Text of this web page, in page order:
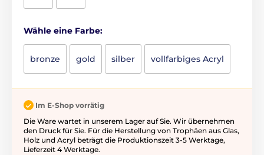
Wähle eine Farbe:
bronze gold silber vollfarbiges Acryl
Im E-Shop vorrätig
Die Ware wartet in unserem Lager auf Sie. Wir übernehmen
den Druck für Sie. Für die Herstellung von Trophäen aus Glas,
Holz und Acryl beträgt die Produktionszeit 3-5 ​​Werktage,
Lieferzeit 4 Werktage.